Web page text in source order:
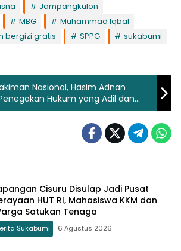
Jampangkulon
MBG
Muhammad Iqbal
bergizi gratis
SPPG
sukabumi
Nasional, Hasim Adnan
Hukum yang Adil dan
pada Rakyat
Cisuru Disulap Jadi Pusat
HUT RI, Mahasiswa KKM dan
Satukan Tenaga
Sukabumi 6 Agustus 2026